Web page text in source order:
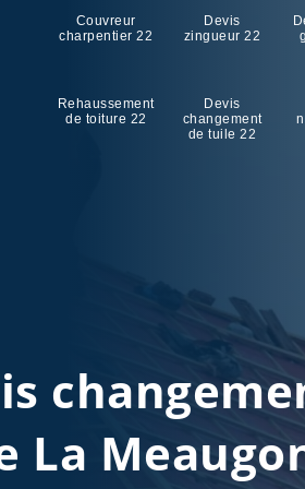
Couvreur
charpentier 22
Devis
zingueur 22
Rehaussement
de toiture 22
Devis
changement
de tuile 22
La